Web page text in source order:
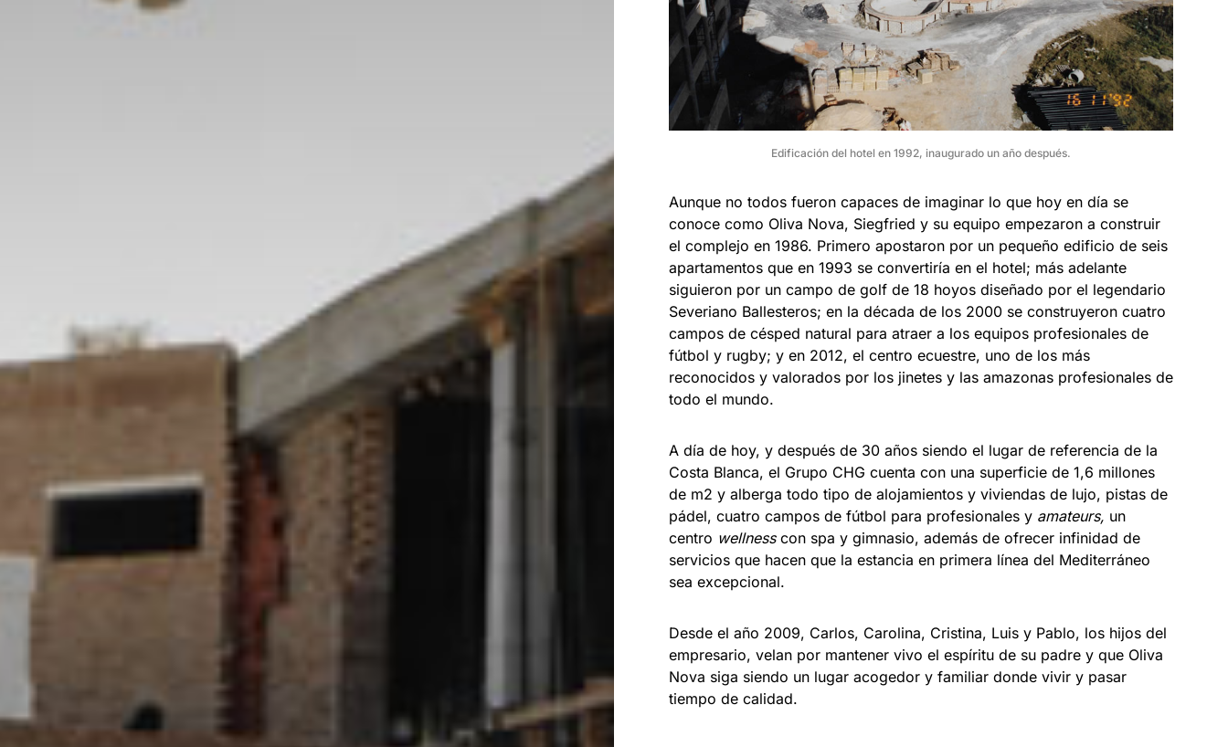
Edificación del hotel en 1992, inaugurado un año después.
Aunque no todos fueron capaces de imaginar lo que hoy en día se
conoce como Oliva Nova, Siegfried y su equipo empezaron a construir
el complejo en 1986. Primero apostaron por un pequeño edificio de seis
apartamentos que en 1993 se convertiría en el hotel; más adelante
siguieron por un campo de golf de 18 hoyos diseñado por el legendario
Severiano Ballesteros; en la década de los 2000 se construyeron cuatro
campos de césped natural para atraer a los equipos profesionales de
fútbol y rugby; y en 2012, el centro ecuestre, uno de los más
reconocidos y valorados por los jinetes y las amazonas profesionales de
todo el mundo.
A día de hoy, y después de 30 años siendo el lugar de referencia de la
Costa Blanca, el Grupo CHG cuenta con una superficie de 1,6 millones
de m2 y alberga todo tipo de alojamientos y viviendas de lujo, pistas de
pádel, cuatro campos de fútbol para profesionales y amateurs, un
centro wellness con spa y gimnasio, además de ofrecer infinidad de
servicios que hacen que la estancia en primera línea del Mediterráneo
sea excepcional.
Desde el año 2009, Carlos, Carolina, Cristina, Luis y Pablo, los hijos del
empresario, velan por mantener vivo el espíritu de su padre y que Oliva
Nova siga siendo un lugar acogedor y familiar donde vivir y pasar
tiempo de calidad.